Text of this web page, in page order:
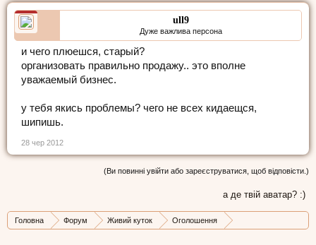
ull9
Дуже важлива персона
и чего плюешся, старый?
организовать правильно продажу.. это вполне
уважаемый бизнес.
у тебя якись проблемы? чего не всех кидаещся,
шипишь.
28 чер 2012
(Ви повинні увійти або зареєструватися, щоб відповісти.)
а де твій аватар? :)
Головна Форум Живий куток
Оголошення